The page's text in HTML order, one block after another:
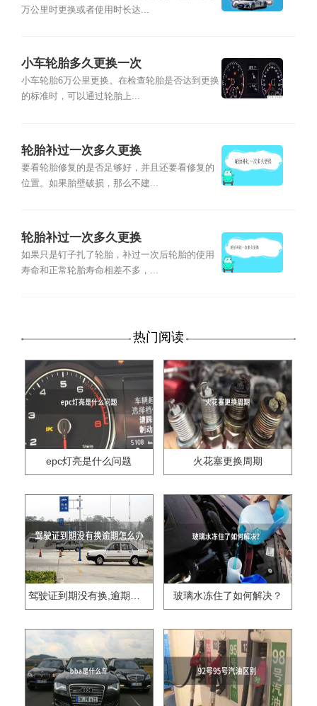
万公里时更换或者使用时长达...
小车轮胎多久更换一次
小车轮胎6万公里更换。在检查轮胎是否达到更换
的标准时，可以通过轮胎上...
轮胎补过一次多久更换
要看轮胎修复的是否足够好，并且还要看修复的
位置。如果胎壁破损，那么不建...
轮胎补过一次多久更换
如果只是钉子扎了轮胎，补过一次后轮胎的使用
寿命和正常轮胎寿命相差不多，...
热门阅读
epc灯亮是什么问题 火花塞更换周期
驾驶证到期没有换,逾期怎么办?? 玻璃水冻住了如何解决？